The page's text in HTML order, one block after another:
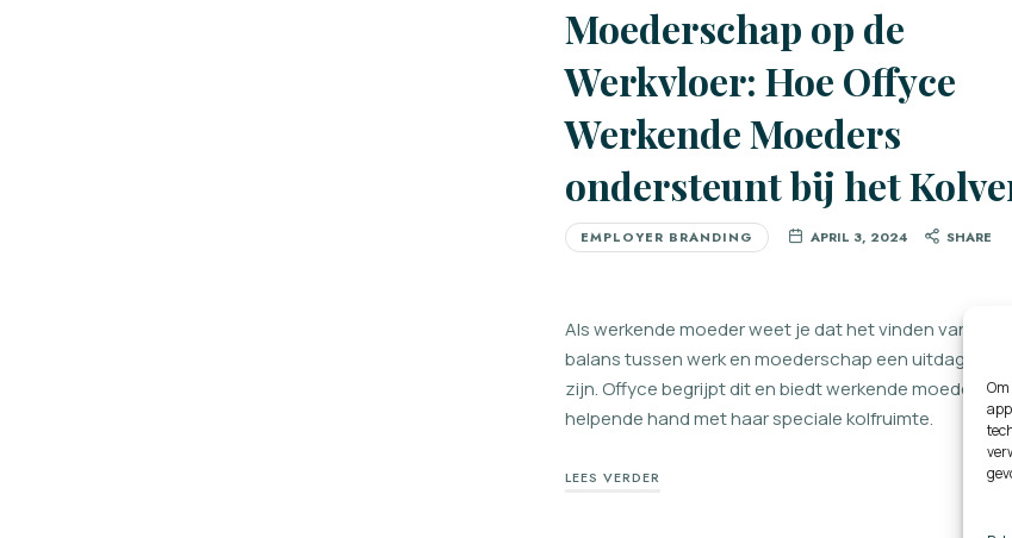
Moederschap op de
Werkvloer: Hoe Offyce
Werkende Moeders
ondersteunt bij het
EMPLOYER BRANDING APRIL 3, 2024 SHARE
Als werkende moeder weet je dat het vinden van een
balans tussen werk en moederschap een uitdaging kan
zijn. Offyce begrijpt dit en biedt werkende moeders
helpende hand met haar speciale kolfruimte.
LEES VERDER